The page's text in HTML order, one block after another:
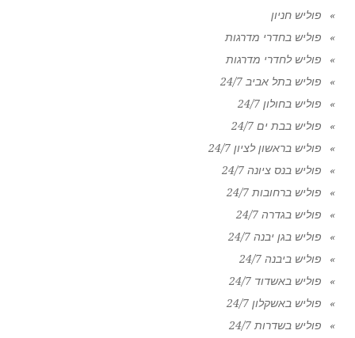
פוליש חניון
פוליש בחדרי מדרגות
פוליש לחדרי מדרגות
פוליש בתל אביב 24/7
פוליש בחולון 24/7
פוליש בבת ים 24/7
פוליש בראשון לציון 24/7
פוליש בנס ציונה 24/7
פוליש ברחובות 24/7
פוליש בגדרה 24/7
פוליש בגן יבנה 24/7
פוליש ביבנה 24/7
פוליש באשדוד 24/7
פוליש באשקלון 24/7
פוליש בשדרות 24/7